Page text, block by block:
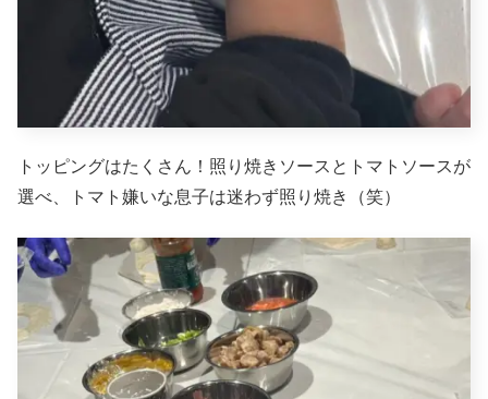
トッピングはたくさん！照り焼きソースとトマトソースが
選べ、トマト嫌いな息子は迷わず照り焼き（笑）